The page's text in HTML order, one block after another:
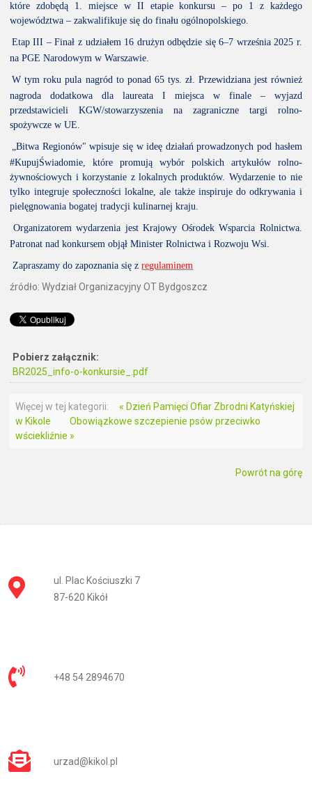
które zdobędą 1. miejsce w II etapie konkursu – po 1 z każdego
województwa – zakwalifikuje się do finału ogólnopolskiego.
Etap III – Finał z udziałem 16 drużyn odbędzie się 6–7 września 2025 r.
na PGE Narodowym w Warszawie.
W tym roku pula nagród to ponad 65 tys. zł. Przewidziana jest również
nagroda dodatkowa dla laureata I miejsca w finale – wyjazd
przedstawicieli KGW/stowarzyszenia na zagraniczne targi rolno-
spożywcze w UE.
„Bitwa Regionów" wpisuje się w ideę działań prowadzonych pod hasłem
#KupujŚwiadomie, które promują wybór polskich artykułów rolno-
żywnościowych i korzystanie z lokalnych produktów. Wydarzenie to nie
tylko integruje społeczności lokalne, ale także inspiruje do odkrywania i
pielęgnowania bogatej tradycji kulinarnej kraju.
Organizatorem wydarzenia jest Krajowy Ośrodek Wsparcia Rolnictwa.
Patronat nad konkursem objął Minister Rolnictwa i Rozwoju Wsi.
Zapraszamy do zapoznania się z regulaminem
źródło: Wydział Organizacyjny OT Bydgoszcz
Pobierz załącznik:
BR2025_info-o-konkursie_.pdf
Więcej w tej kategorii:
« Dzień Pamięci Ofiar Zbrodni Katyńskiej
w Kikole
Obowiązkowe szczepienie psów przeciwko
wściekliźnie »
Powrót na górę
ul. Plac Kościuszki 7
87-620 Kikół
+48 54 2894670
urzad@kikol.pl